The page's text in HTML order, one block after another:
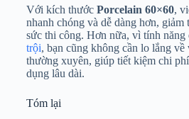
Với kích thước Porcelain 60×60,
nhanh chóng và dễ dàng hơn,
sức thi công. Hơn nữa, vì tính năng
trội, bạn cũng không cần lo lắng về
thường xuyên, giúp tiết kiệm chi
dụng lâu dài.
Tóm lại